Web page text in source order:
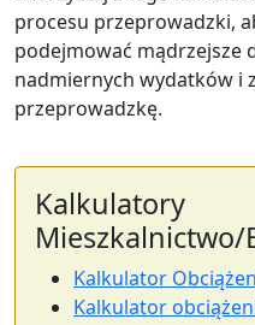
procesu przeprowadzki,
podejmować mądrzejsze
nadmiernych wydatków i
przeprowadzkę.
Kalkulatory
Kalkulator
Kalkulator